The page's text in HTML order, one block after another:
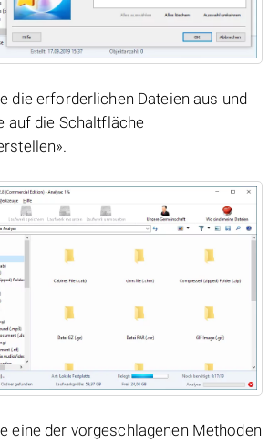
die erforderlichen Dateien aus und
auf die Schaltfläche
eine der vorgeschlagenen Methoden